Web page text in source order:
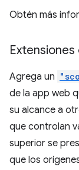
Obtén más
Agrega un
de la app web
su alcance a
que controlan
superior se
que los